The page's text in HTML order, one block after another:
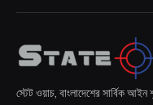
স্টেট ওয়াচ, বাংলাদেশের সার্বিক আইন